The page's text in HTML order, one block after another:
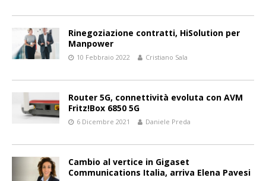
Rinegoziazione contratti, HiSolution per
Manpower
10 Febbraio 2022 Cristiano Sala
Router 5G, connettività evoluta con AVM
Fritz!Box 6850 5G
6 Dicembre 2021 Daniele Preda
Cambio al vertice in Gigaset
Communications Italia, arriva Elena Pavesi